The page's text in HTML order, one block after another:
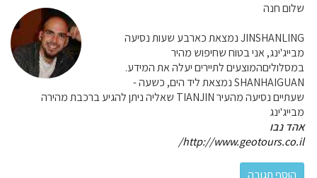
שלום חנה
JINSHANLING נמצאת כארבע שעות נסיעה
מבייג'ינג, אני בטוח שחיפוש מהיר
במסלוליםהמוצעים לתיירים יעלה את המידע.
SHANHAIGUAN נמצאת ליד הים, כשעה -
שעתיים נסיעה מהעיר TIANJIN שאליה ניתן להגיע ברכבת מהירה
מבייג'ינג
אהד נבו
http://www.geotours.co.il/